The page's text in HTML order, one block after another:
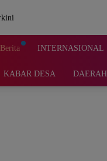
Berita INTERNASIONAL
KABAR DESA DAERAH